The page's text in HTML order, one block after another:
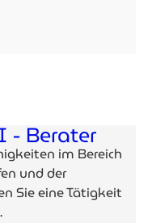
- Berater
im Bereich
und der
Sie eine Tätigkeit